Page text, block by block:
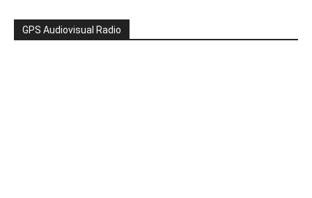
GPS Audiovisual Radio